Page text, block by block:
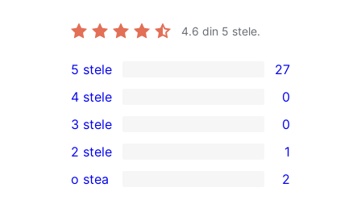
4.6 din 5 stele.
27
5
–
de
recenzii
5 stele 27
4
–
recenzii
4 stele 0
0
3
–
3 stele 0
2
2 stele 1
2
o stea 2